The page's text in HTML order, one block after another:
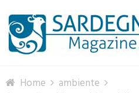
Home
ambiente